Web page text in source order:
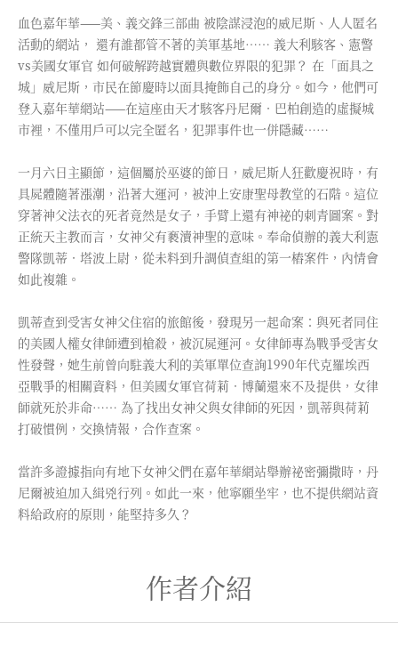
血色嘉年華——美、義交鋒三部曲 被陰謀浸泡的威尼斯、人人匿名
活動的網站， 還有誰都管不著的美軍基地…… 義大利駭客、憲警
vs美國女軍官 如何破解跨越實體與數位界限的犯罪？ 在「面具之
城」威尼斯，市民在節慶時以面具掩飾自己的身分。如今，他們可
登入嘉年華網站——在這座由天才駭客丹尼爾．巴柏創造的虛擬城
市裡，不僅用戶可以完全匿名，犯罪事件也一併隱藏……
一月六日主顯節，這個屬於巫婆的節日，威尼斯人狂歡慶祝時，有
具屍體隨著漲潮，沿著大運河，被沖上安康聖母教堂的石階。這位
穿著神父法衣的死者竟然是女子，手臂上還有神祕的刺青圖案。對
正統天主教而言，女神父有褻瀆神聖的意味。奉命偵辦的義大利憲
警隊凱蒂．塔波上尉，從未料到升調偵查組的第一樁案件，內情會
如此複雜。
凱蒂查到受害女神父住宿的旅館後，發現另一起命案：與死者同住
的美國人權女律師遭到槍殺，被沉屍運河。女律師專為戰爭受害女
性發聲，她生前曾向駐義大利的美軍單位查詢1990年代克羅埃西
亞戰爭的相關資料，但美國女軍官荷莉．博蘭還來不及提供，女律
師就死於非命…… 為了找出女神父與女律師的死因，凱蒂與荷莉
打破慣例，交換情報，合作查案。
當許多證據指向有地下女神父們在嘉年華網站舉辦祕密彌撒時，丹
尼爾被迫加入緝兇行列。如此一來，他寧願坐牢，也不提供網站資
料給政府的原則，能堅持多久？
作者介紹